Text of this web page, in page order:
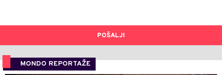
POŠALJI
MONDO REPORTAŽE